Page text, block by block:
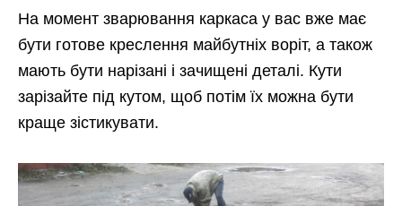
На момент зварювання каркаса у вас вже має
бути готове креслення майбутніх воріт, а також
мають бути нарізані і зачищені деталі. Кути
зарізайте під кутом, щоб потім їх можна бути
краще зістикувати.